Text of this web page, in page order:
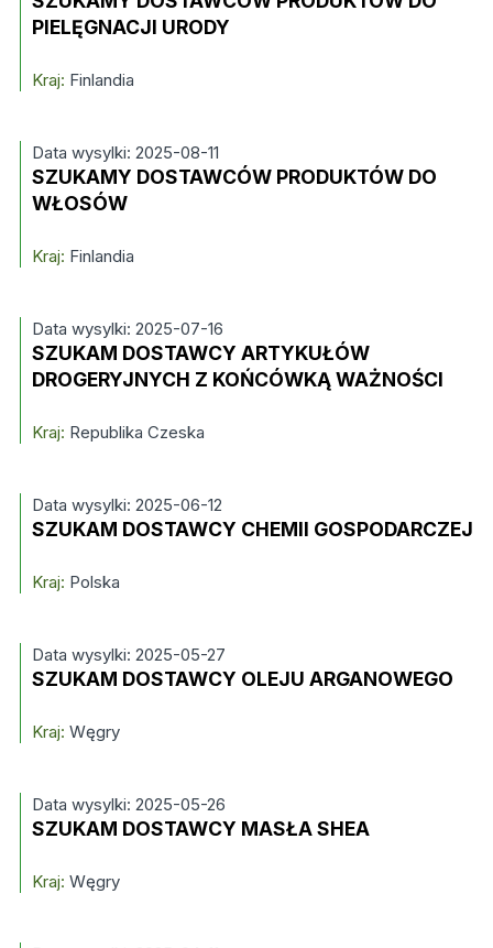
PIELĘGNACJI URODY
Kraj: Finlandia
Data wysylki: 2025-08-11
SZUKAMY DOSTAWCÓW PRODUKTÓW DO
WŁOSÓW
Kraj: Finlandia
Data wysylki: 2025-07-16
SZUKAM DOSTAWCY ARTYKUŁÓW
DROGERYJNYCH Z KOŃCÓWKĄ WAŻNOŚCI
Kraj: Republika Czeska
Data wysylki: 2025-06-12
SZUKAM DOSTAWCY CHEMII GOSPODARCZEJ
Kraj: Polska
Data wysylki: 2025-05-27
SZUKAM DOSTAWCY OLEJU ARGANOWEGO
Kraj: Węgry
Data wysylki: 2025-05-26
SZUKAM DOSTAWCY MASŁA SHEA
Kraj: Węgry